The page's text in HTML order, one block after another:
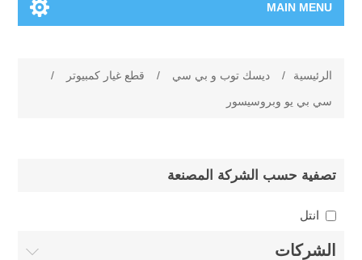
MAIN MENU
00962-79-5215817
الرئيسية / ديسك توب و بي سي / قطع غيار كمبيوتر
/
سي بي يو وبروسيسور
تصفية حسب الشركة المصنعة
انتل
الشركات